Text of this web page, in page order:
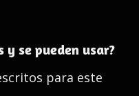
y se pueden usar?
para este